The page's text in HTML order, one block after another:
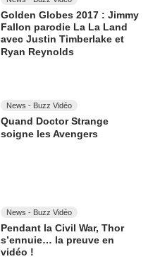
Golden Globes 2017 : Jimmy
Fallon parodie La La Land
avec Justin Timberlake et
Ryan Reynolds
News - Buzz Vidéo
Quand Doctor Strange
soigne les Avengers
News - Buzz Vidéo
Pendant la Civil War, Thor
s’ennuie… la preuve en
vidéo !